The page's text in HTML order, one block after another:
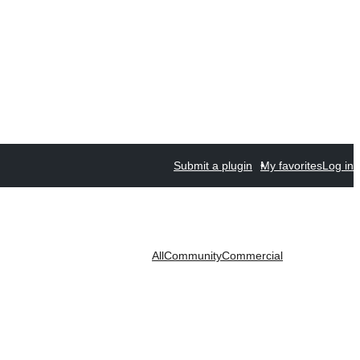
Submit a plugin My favoritesLog in
AllCommunityCommercial